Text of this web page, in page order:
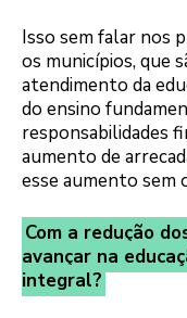
Isso sem falar nos
os municípios, que
atendimento da
do ensino
responsabilidades
aumento de
esse aumento sem
Com a redução
avançar na
integral?